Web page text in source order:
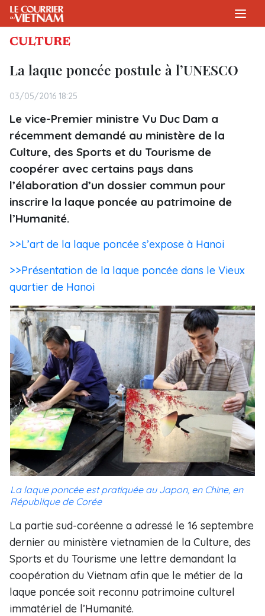
CULTURE
La laque poncée postule à l’UNESCO
03/05/2016 18:25
Le vice-Premier ministre Vu Duc Dam a
récemment demandé au ministère de la
Culture, des Sports et du Tourisme de
coopérer avec certains pays dans
l’élaboration d’un dossier commun pour
inscrire la laque poncée au patrimoine de
l’Humanité.
>>L’art de la laque poncée s’expose à Hanoi
>>Présentation de la laque poncée dans le Vieux
quartier de Hanoi
La laque poncée est pratiquée au Japon, en Chine, en
République de Corée
La partie sud-coréenne a adressé le 16 septembre
dernier au ministère vietnamien de la Culture, des
Sports et du Tourisme une lettre demandant la
coopération du Vietnam afin que le métier de la
laque poncée soit reconnu patrimoine culturel
immatériel de l’Humanité.